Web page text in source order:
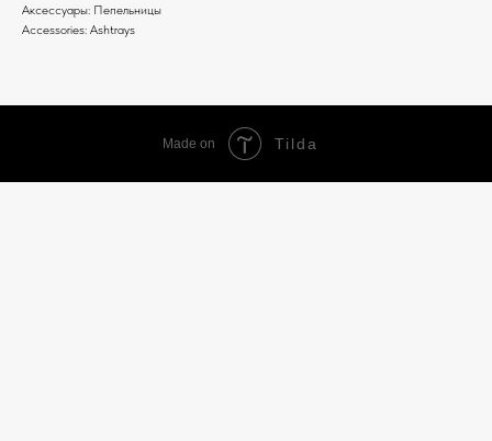
Аксессуары: Пепельницы
Accessories: Ashtrays
Made on Tilda